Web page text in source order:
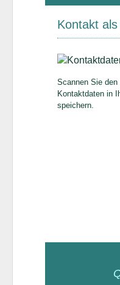
Kontakt
Scannen Sie
Kontaktdaten in
speichern.